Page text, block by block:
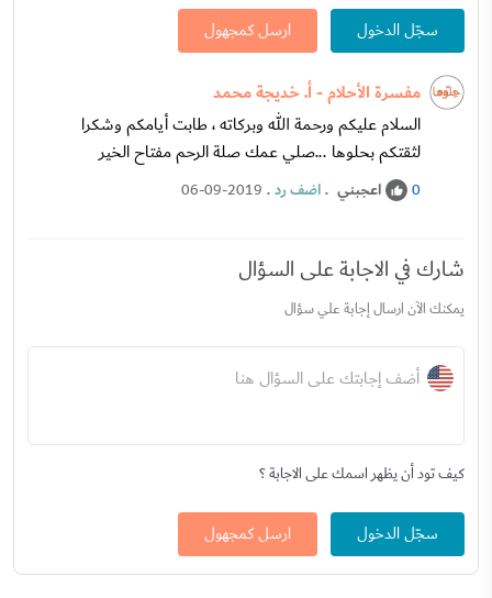
سجّل الدخول ارسل كمجهول
مفسرة الأحلام - أ. خديجة محمد
السلام عليكم ورحمة الله وبركاته ، طابت أيامكم وشكرا
لثقتكم بحلوها ...صلي عمك صلة الرحم مفتاح الخير
0 اعجبني .اضف رد.
06-09-2019
شارك في الاجابة على السؤال
يمكنك الآن ارسال إجابة علي سؤال
أضف إجابتك على السؤال هنا
كيف تود أن يظهر اسمك على الاجابة ؟
سجّل الدخول ارسل كمجهول